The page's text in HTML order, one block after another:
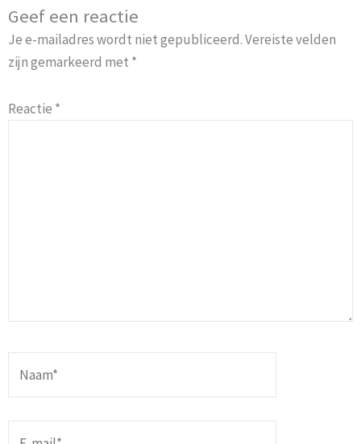
Geef een reactie
Je e-mailadres wordt niet gepubliceerd.Vereiste velden
zijn gemarkeerd met *
Reactie *